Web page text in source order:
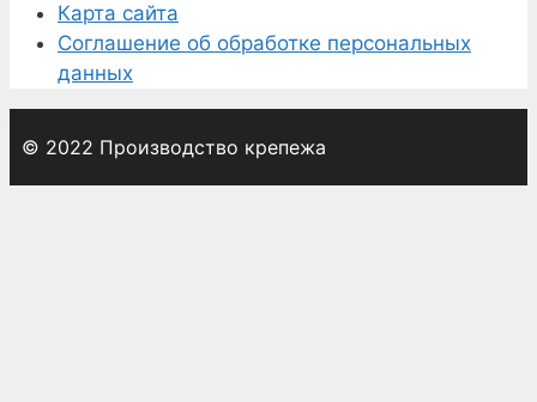
Карта сайта
Соглашение об обработке персональных
данных
© 2022 Производство крепежа